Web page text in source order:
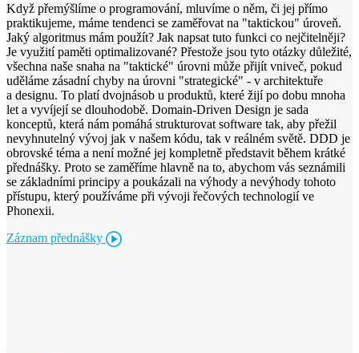
Když přemýšlíme o programování, mluvíme o něm, či jej přímo
praktikujeme, máme tendenci se zaměřovat na "taktickou" úroveň.
Jaký algoritmus mám použít? Jak napsat tuto funkci co nejčitelněji?
Je využití paměti optimalizované? Přestože jsou tyto otázky důležité,
všechna naše snaha na "taktické" úrovni může přijít vniveč, pokud
uděláme zásadní chyby na úrovni "strategické" - v architektuře
a designu. To platí dvojnásob u produktů, které žijí po dobu mnoha
let a vyvíjejí se dlouhodobě. Domain-Driven Design je sada
konceptů, která nám pomáhá strukturovat software tak, aby přežil
nevyhnutelný vývoj jak v našem kódu, tak v reálném světě. DDD je
obrovské téma a není možné jej kompletně představit během krátké
přednášky. Proto se zaměříme hlavně na to, abychom vás seznámili
se základními principy a poukázali na výhody a nevýhody tohoto
přístupu, který používáme při vývoji řečových technologií ve
Phonexii.
Záznam přednášky